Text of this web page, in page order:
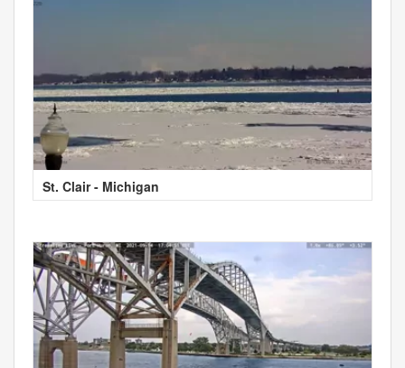
St. Clair - Michigan